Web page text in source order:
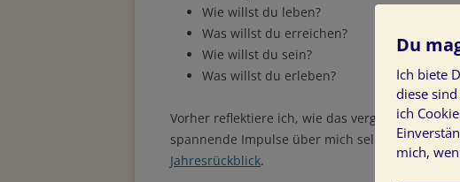
Wie willst du leben?
Was willst du erreichen?
Wie willst du sein?
Was willst du erleben?
Vorher reflektiere ich, wie das vergangene Jahr
spannende Impulse über mich selbst und
Jahresrückblick.
Du
Ich biete
diese
ich
mich,